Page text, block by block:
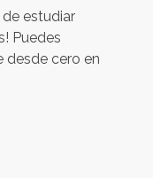
estudiar
Puedes
desde cero en